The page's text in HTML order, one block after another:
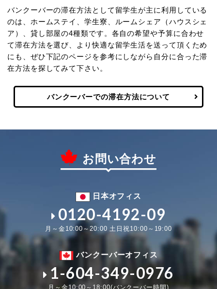
バンクーバーの滞在方法として留学生が主に利用している
のは、ホームステイ、学生寮、ルームシェア（ハウスシェ
ア）、貸し部屋の4種類です。各自の希望や予算に合わせ
て滞在方法を選び、より快適な留学生活を送って頂くため
にも、ぜひ下記のページを参考にしながら自分に合った滞
在方法を探してみて下さい。
バンクーバーでの滞在方法について
お問い合わせ
日本オフィス
0120-4192-09
月～金10:00～20:00 土日祝10:00～19:00
バンクーバーオフィス
1-604-349-0976
月～金10:00～18:00(バンクーバー時間)